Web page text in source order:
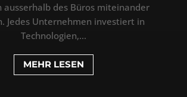
ausserhalb des Büros miteinander
Jedes Unternehmen investiert in
Technologien,...
MEHR LESEN